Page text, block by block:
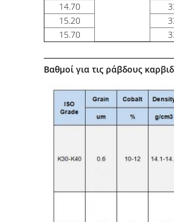
14.70
15.20
15.70
Βαθμοί για τις ράβδους